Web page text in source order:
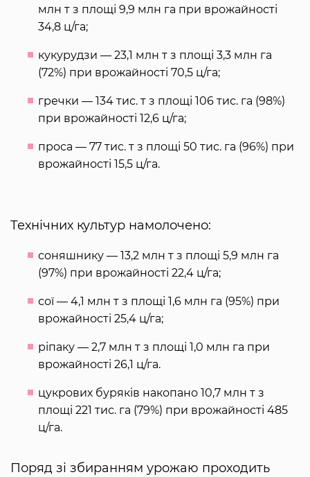
млн т з площі 9,9 млн га при врожайності
34,8 ц/га;
кукурудзи — 23,1 млн т з площі 3,3 млн га
(72%) при врожайності 70,5 ц/га;
гречки — 134 тис. т з площі 106 тис. га (98%)
при врожайності 12,6 ц/га;
проса — 77 тис. т з площі 50 тис. га (96%) при
врожайності 15,5 ц/га.
Технічних культур намолочено:
соняшнику — 13,2 млн т з площі 5,9 млн га
(97%) при врожайності 22,4 ц/га;
сої — 4,1 млн т з площі 1,6 млн га (95%) при
врожайності 25,4 ц/га;
ріпаку — 2,7 млн т з площі 1,0 млн га при
врожайності 26,1 ц/га.
цукрових буряків накопано 10,7 млн т з
площі 221 тис. га (79%) при врожайності 485
ц/га.
Поряд зі збиранням урожаю проходить